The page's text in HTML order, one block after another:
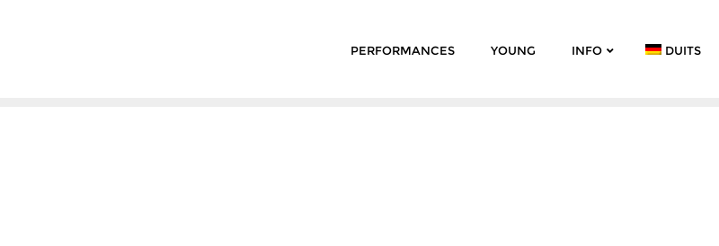
PERFORMANCES YOUNG INFO DUITS